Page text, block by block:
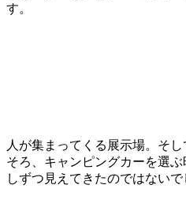
す。
人が集まってくる展示場。そ
そろ、キャンピングカーを選
しずつ見えてきたのではないで